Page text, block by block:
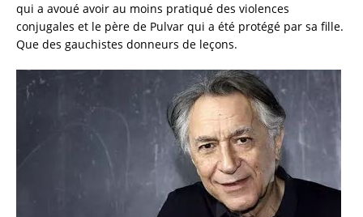
qui a avoué avoir au moins pratiqué des violences
conjugales et le père de Pulvar qui a été protégé par sa fille.
Que des gauchistes donneurs de leçons.